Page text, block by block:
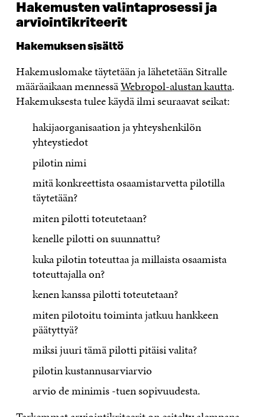
Hakemusten valintaprosessi ja
arviointikriteerit
Hakemuksen sisältö
Hakemuslomake täytetään ja lähetetään Sitralle
määräaikaan mennessäWebropol-alustan kautta.
Hakemuksesta tulee käydä ilmi seuraavat seikat:
hakijaorganisaation ja yhteyshenkilön
yhteystiedot
pilotin nimi
mitä konkreettista osaamistarvetta pilotilla
täytetään?
miten pilotti toteutetaan?
kenelle pilotti on suunnattu?
kuka pilotin toteuttaa ja millaista osaamista
toteuttajalla on?
kenen kanssa pilotti toteutetaan?
miten pilotoitu toiminta jatkuu hankkeen
päätyttyä?
miksi juuri tämä pilotti pitäisi valita?
pilotin kustannusarviarvio
arvio de minimis -tuen sopivuudesta.